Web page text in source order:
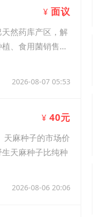
¥ 面议
然药库产区，解
、食用菌销售加
2026-08-07 05:53
¥ 40元
天麻种子的市场价
天麻种子比纯种
2026-08-06 20:06